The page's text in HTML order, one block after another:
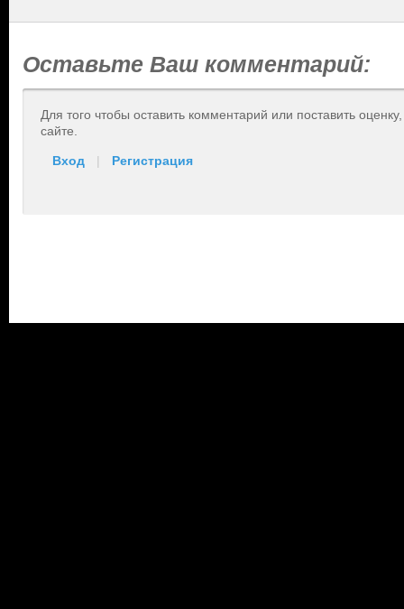
Оставьте Ваш комментарий:
Для того чтобы оставить комментарий или поставить
сайте.
Вход | Регистрация